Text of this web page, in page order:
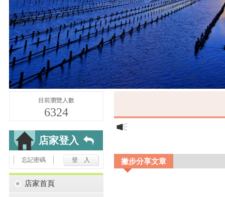
目前瀏覽人數
6324
店家登入
忘記密碼
店家首頁
撇步分享文章